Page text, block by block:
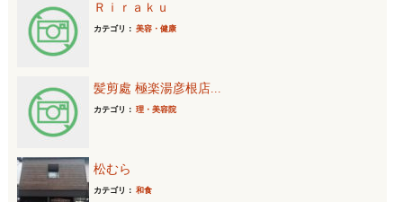
Ｒｉｒａｋｕ
カテゴリ： 美容・健康
髪剪處 極楽湯彦根店...
カテゴリ： 理・美容院
松むら
カテゴリ： 和食